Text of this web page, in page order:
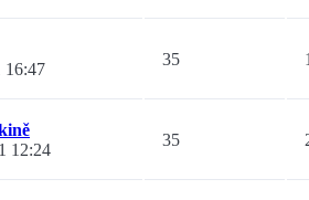
16:47
35
12:24
35